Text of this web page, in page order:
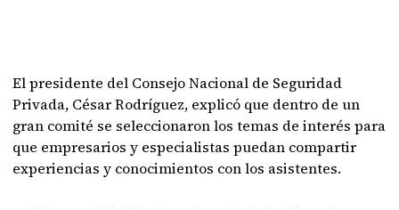
El presidente del Consejo Nacional de Seguridad
Privada, César Rodríguez, explicó que dentro de un
gran comité se seleccionaron los temas de interés para
que empresarios y especialistas puedan compartir
experiencias y conocimientos con los asistentes.